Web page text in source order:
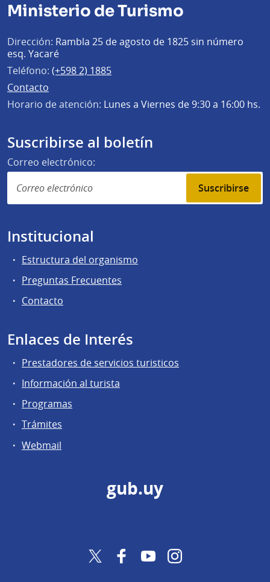
Ministerio de Turismo
Dirección: Rambla 25 de agosto de 1825 sin número
esq. Yacaré
Teléfono: (+598 2) 1885
Contacto
Horario de atención: Lunes a Viernes de 9:30 a 16:00 hs.
Suscribirse al boletín
Correo electrónico:
Suscribirse
Institucional
Estructura del organismo
Preguntas Frecuentes
Contacto
Enlaces de Interés
Prestadores de servicios turisticos
Información al turista
Programas
Trámites
Webmail
gub.uy
Twitter FacebookYouTubeInstagram